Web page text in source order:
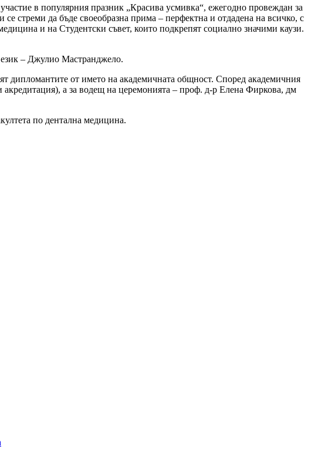
в популярния празник „Красива усмивка“, ежегодно провеждан за
стреми да бъде своеобразна прима – перфектна и отдадена на всичко, с
и на Студентски съвет, които подкрепят социално значими каузи.
език – Джулио Мастранджело.
дипломантите от името на академичната общност. Според академичния
а за водещ на церемонията – проф. д-р Елена Фиркова, дм
по дентална медицина.